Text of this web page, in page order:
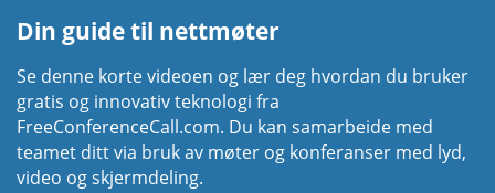
Din guide til nettmøter
Se denne korte videoen og lær deg hvordan du bruker
gratis og innovativ teknologi fra
FreeConferenceCall.com. Du kan samarbeide med
teamet ditt via bruk av møter og konferanser med lyd,
video og skjermdeling.